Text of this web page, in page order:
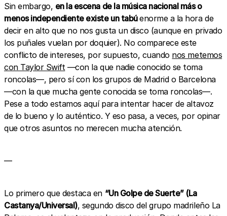
Sin embargo, en la escena de la música nacional más o
menos independiente existe un tabúenorme a la hora de
decir en alto que no nos gusta un disco (aunque en privado
los puñales vuelan por doquier). No comparece este
conflicto de intereses, por supuesto, cuando nos metemos
con Taylor Swift —con la que nadie conocido se toma
roncolas—, pero sí con los grupos de Madrid o Barcelona
—con la que mucha gente conocida se toma roncolas—.
Pese a todo estamos aquí para intentar hacer de altavoz
de lo bueno y lo auténtico. Y eso pasa, a veces, por opinar
que otros asuntos no merecen mucha atención.
—
Lo primero que destaca en “Un Golpe de Suerte” (La
Castanya/Universal), segundo disco del grupo madrileño La